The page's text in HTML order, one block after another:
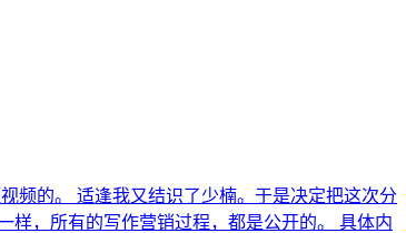
频的。 适逢我又结识了少楠。于是决定把这次分
样，所有的写作营销过程，都是公开的。 具体内